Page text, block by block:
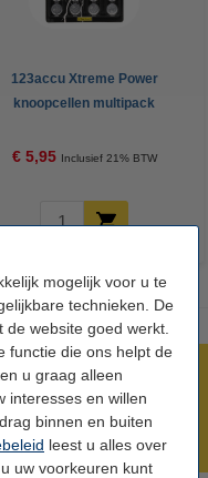
mogelijk voor u te
technieken. De
website goed werkt.
functie die ons helpt de
u graag alleen
interesses en willen
binnen en buiten
leest u alles over
uw voorkeuren kunt
123accu Xtreme Power
knoopcellen multipack
€ 5,95 Inclusief 21% BTW